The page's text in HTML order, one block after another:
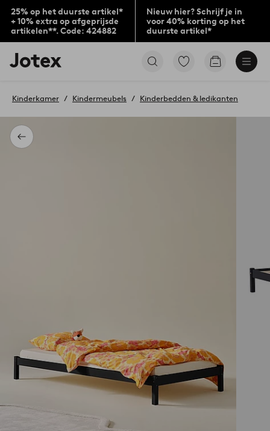
25% op het duurste artikel*
+ 10% extra op afgeprijsde
artikelen**. Code: 424882
Nieuw hier? Schrijf je in
voor 40% korting op het
duurste artikel*
Jotex
logo
to
home
page
Ga
gemarkeerde
Go
Terug
Kinderkamer Kindermeubels Kinderbedden & ledikanten